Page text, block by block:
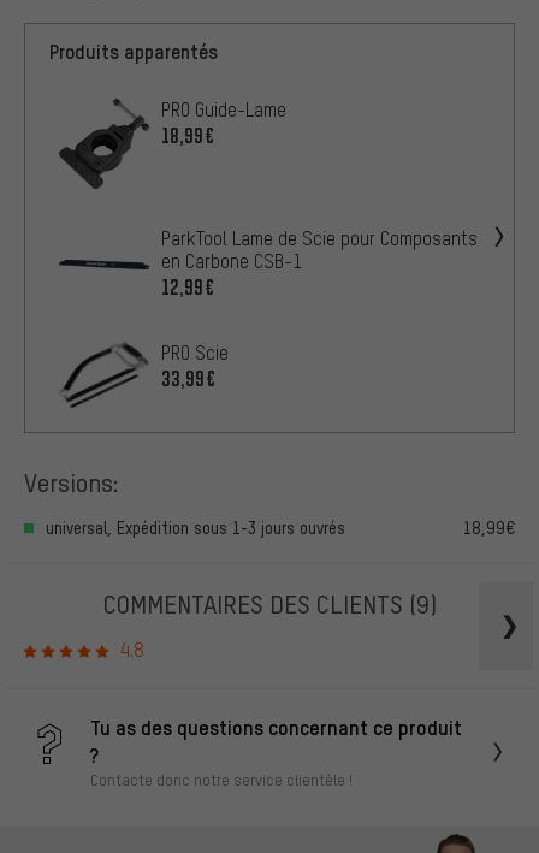
Produits apparentés
PRO Guide-Lame
18,99€
ParkTool Lame de Scie pour Composants
en Carbone CSB-1
12,99€
PRO Scie
33,99€
Versions:
universal, Expédition sous 1-3 jours ouvrés 18,99€
COMMENTAIRES DES CLIENTS (9)
4.8
Tu as des questions concernant ce produit
?
Contacte donc notre service clientèle !